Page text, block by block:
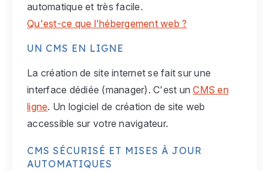
automatique et très facile.
Qu'est-ce que l'hébergement web ?
UN CMS EN LIGNE
La création de site internet se fait sur une
interface dédiée (manager). C'est unCMS en
ligne. Un logiciel de création de site web
accessible sur votre navigateur.
CMS SÉCURISÉ ET MISES À JOUR
AUTOMATIQUES